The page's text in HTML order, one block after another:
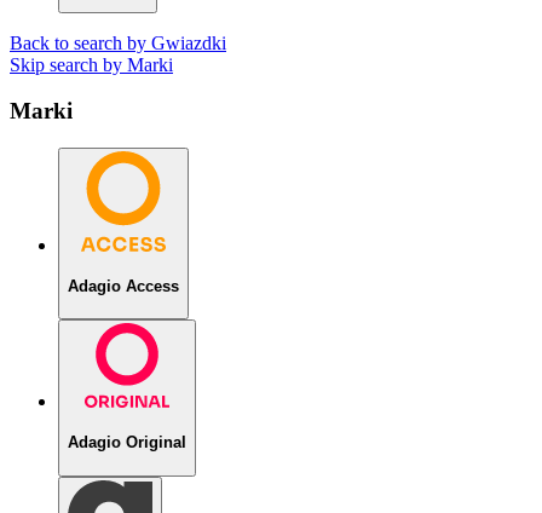
Back to search by Gwiazdki
Skip search by Marki
Marki
Adagio Access
Adagio Original